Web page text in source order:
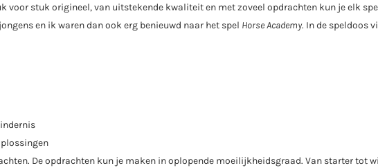
voor stuk origineel, van uitstekende kwaliteit en met zoveel opdrachten kun je elk
en ik waren dan ook erg benieuwd naar het spel Horse Academy. In de speldoos
De opdrachten kun je maken in oplopende moeilijkheidsgraad. Van starter tot